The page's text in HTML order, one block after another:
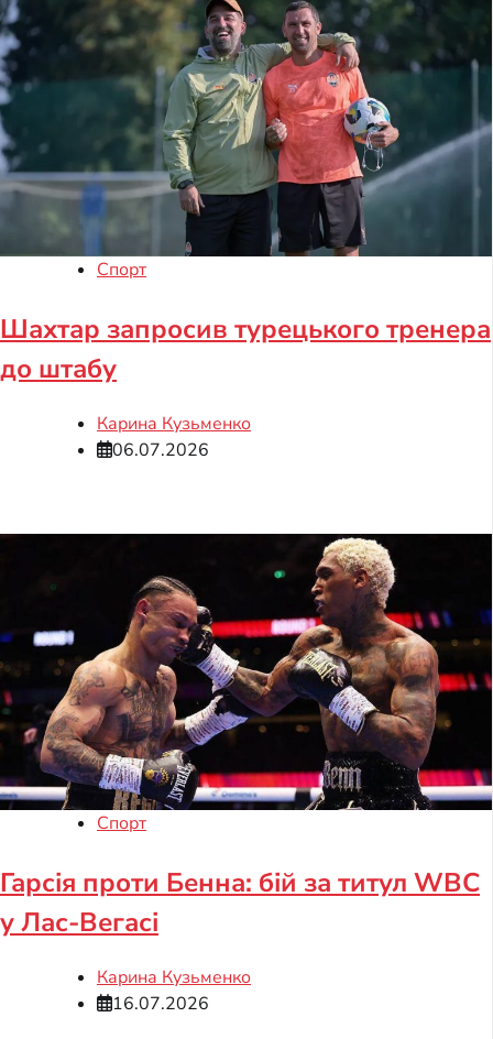
Спорт
Шахтар запросив турецького тренера
до штабу
Карина Кузьменко
06.07.2026
Спорт
Гарсія проти Бенна: бій за титул WBC
у Лас-Вегасі
Карина Кузьменко
16.07.2026